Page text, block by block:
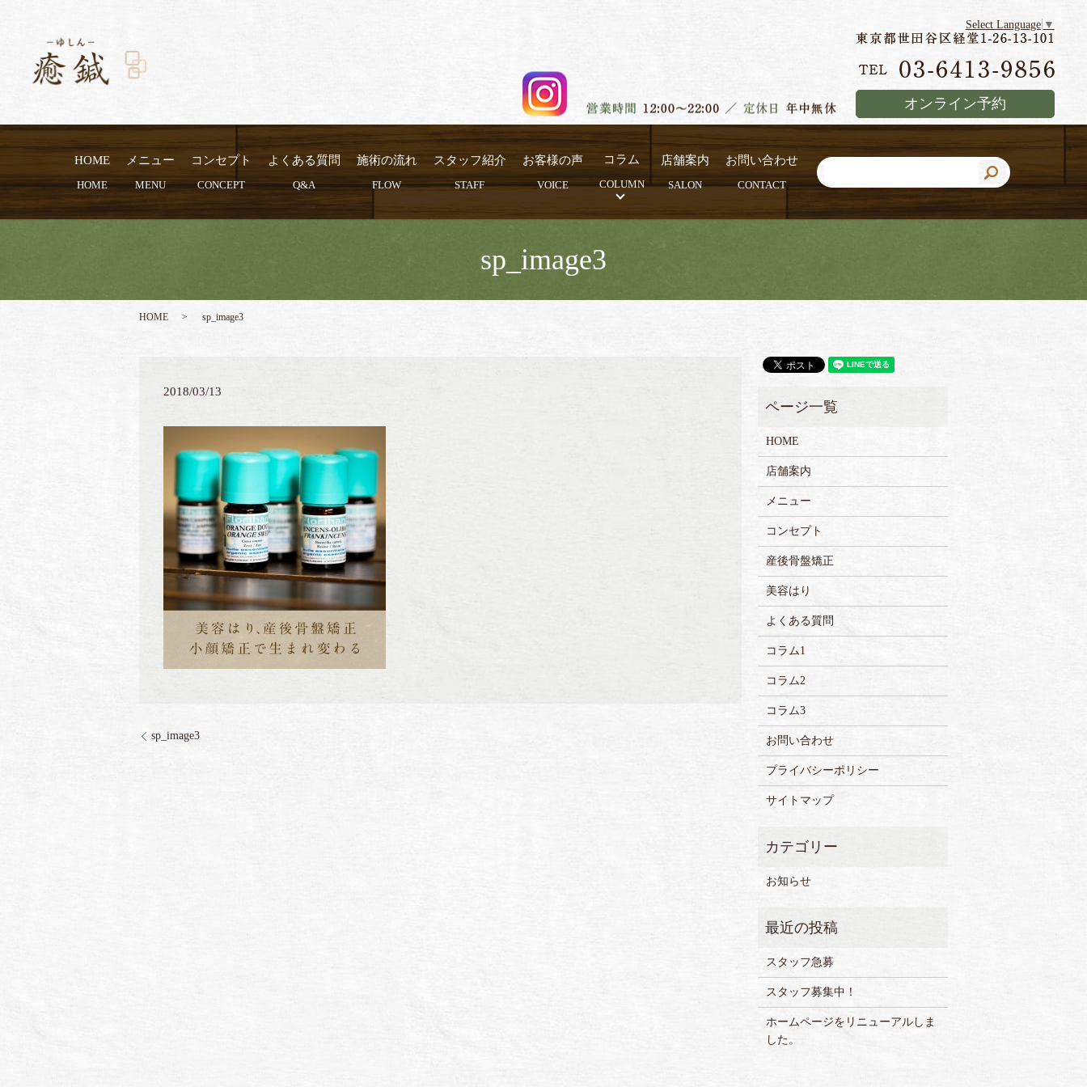
オンライン予約
Select Language ▼
HOME
HOME
メニュー
MENU
コンセプト
CONCEPT
よくある質問
Q&A
施術の流れ
FLOW
スタッフ紹介
STAFF
お客様の声
VOICE
コラム
COLUMN
店舗案内
SALON
お問い合わせ
CONTACT
sp_image3
HOME sp_image3
2018/03/13
sp_image3
HOME
店舗案内
メニュー
コンセプト
産後骨盤矯正
美容はり
よくある質問
コラム1
コラム2
コラム3
お問い合わせ
プライバシーポリシー
サイトマップ
お知らせ
スタッフ急募
スタッフ募集中！
ホームページをリニューアルしま
した。